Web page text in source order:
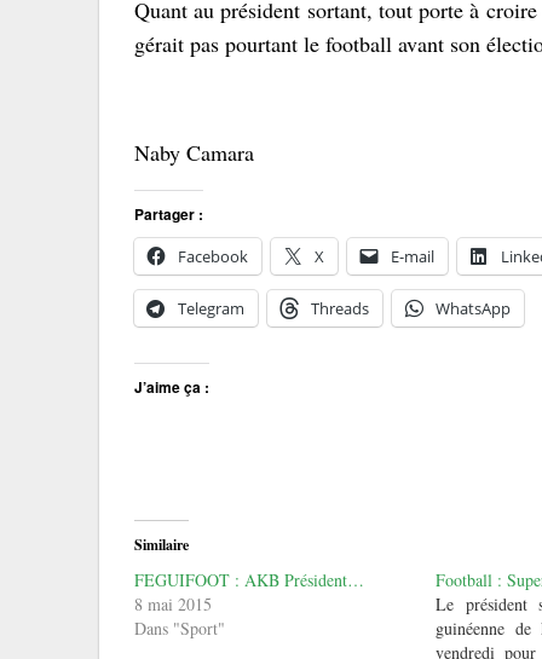
Quant au président sortant, tout porte à
gérait pas pourtant le football avant son
Naby Camara
Partager :
Facebook
X E-mail
Telegram Threads WhatsApp
J’aime ça :
Similaire
FEGUIFOOT : AKB Président…
8 mai 2015
Dans "Sport"
Football :
Le président
guinéenne
vendredi